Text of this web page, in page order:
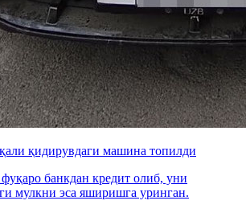
қидирувдаги машина топилди
банкдан кредит олиб, уни
мулкни эса яширишга уринган.